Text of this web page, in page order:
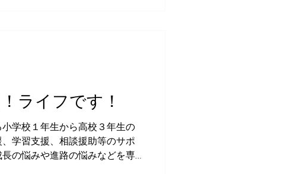
ライフです！
学校１年生から高校３年生の
学習支援、相談援助等のサポ
の悩みや進路の悩みなどを専